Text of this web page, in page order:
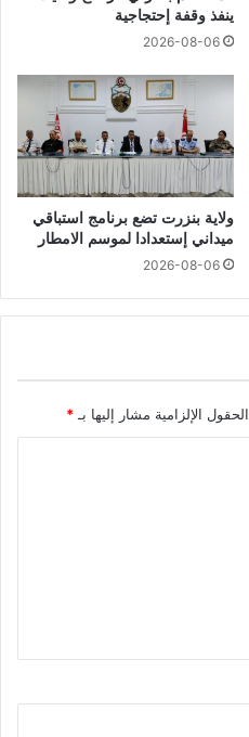
ينفذ وقفة إحتجاجية
2026-08-06
ولاية بنزرت تضع برنامج استباقي
ميداني إستعدادا لموسم الامطار
2026-08-06
الحقول الإلزامية مشار إليها بـ *